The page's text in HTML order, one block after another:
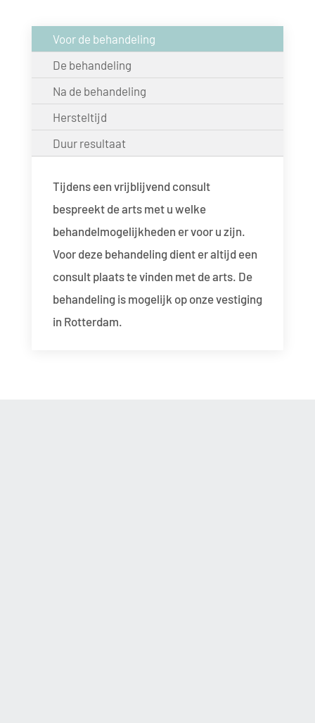
Voor de behandeling
De behandeling
Na de behandeling
Hersteltijd
Duur resultaat
Tijdens een vrijblijvend consult
bespreekt de arts met u welke
behandelmogelijkheden er voor u zijn.
Voor deze behandeling dient er altijd een
consult plaats te vinden met de arts. De
behandeling is mogelijk op onze vestiging
in Rotterdam.